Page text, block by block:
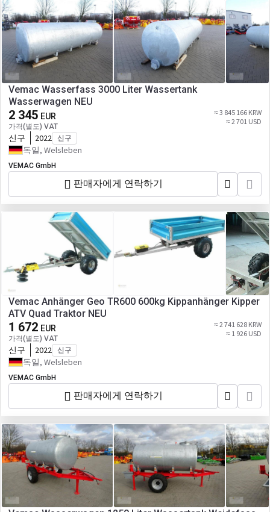
Vemac Wasserfass 3000 Liter Wassertank
Wasserwagen NEU
2 345 EUR
가격(별도) VAT
≈ 3 845 166 KRW
≈ 2 701 USD
신구 2022 신구
독일, Welsleben
VEMAC GmbH
판매자에게 연락하기
Vemac Anhänger Geo TR600 600kg Kippanhänger Kipper
ATV Quad Traktor NEU
1 672 EUR
가격(별도) VAT
≈ 2 741 628 KRW
≈ 1 926 USD
신구 2022 신구
독일, Welsleben
VEMAC GmbH
판매자에게 연락하기